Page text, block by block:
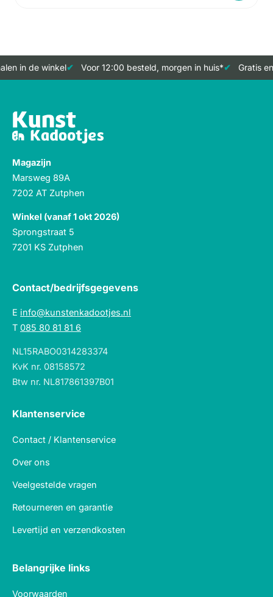
in de winkel Voor 12:00 besteld, morgen in huis* Gratis
Magazijn
Marsweg 89A
7202 AT Zutphen
Winkel (vanaf 1 okt 2026)
Sprongstraat 5
7201 KS Zutphen
Contact/bedrijfsgegevens
E info@kunstenkadootjes.nl
T 085 80 81 81 6
NL15RABO0314283374
KvK nr. 08158572
Btw nr. NL817861397B01
Klantenservice
Contact / Klantenservice
Over ons
Veelgestelde vragen
Retourneren en garantie
Levertijd en verzendkosten
Belangrijke links
Voorwaarden